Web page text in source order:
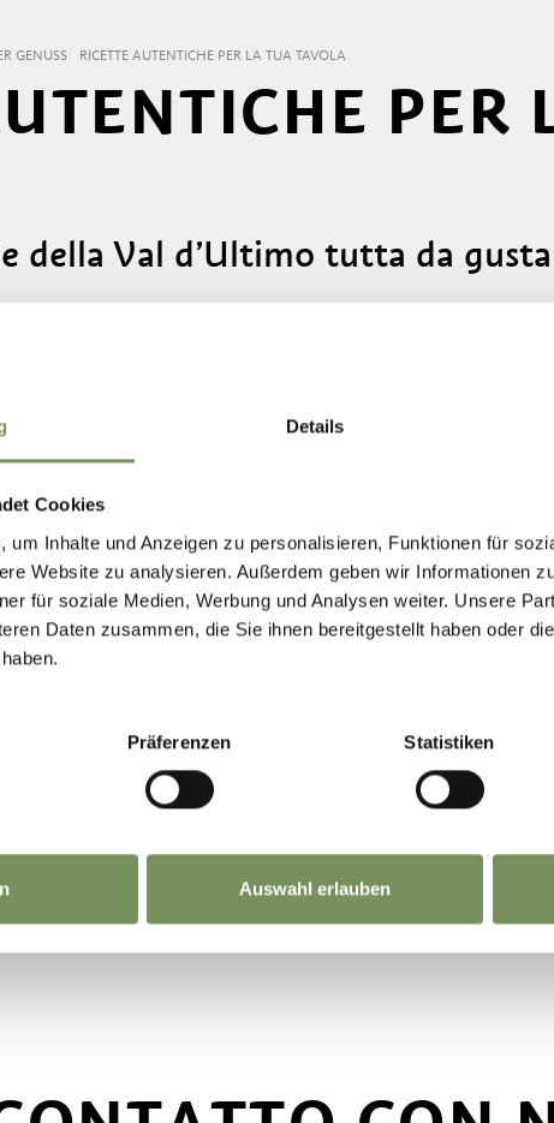
Details
Cookies
um Inhalte und Anzeigen zu personalisieren, Funktionen für
Website zu analysieren. Außerdem geben wir Informationen
für soziale Medien, Werbung und Analysen weiter. Unsere
Daten zusammen, die Sie ihnen bereitgestellt haben oder
Präferenzen Statistiken
Auswahl erlauben
GENUSS RICETTE AUTENTICHE PER LA TUA TAVOLA
PER
della Val d’Ultimo tutta da
fatta di ingredienti semplici e autentici,
oggi ricette tramandate da generazioni:
della Val d’Ultimo? Ecco allora una selezione di
i sapori autentici dell’Alto Adige e vivere a
FIRBÄNK"